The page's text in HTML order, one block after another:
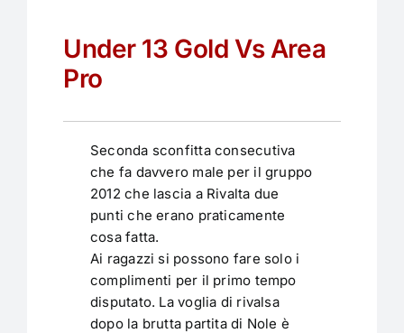
Under 13 Gold Vs Area
Pro
Seconda sconfitta consecutiva
che fa davvero male per il gruppo
2012 che lascia a Rivalta due
punti che erano praticamente
cosa fatta.
Ai ragazzi si possono fare solo i
complimenti per il primo tempo
disputato. La voglia di rivalsa
dopo la brutta partita di Nole è